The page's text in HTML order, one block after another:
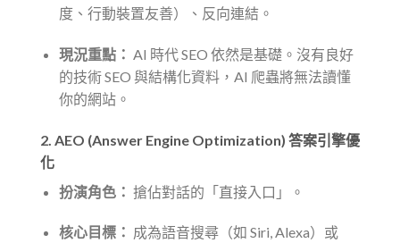
度、行動裝置友善）、反向連結。
現況重點： AI 時代 SEO 依然是基礎。沒有良好
的技術 SEO 與結構化資料，AI 爬蟲將無法讀懂
你的網站。
2. AEO (Answer Engine Optimization) 答案引擎優
化
扮演角色： 搶佔對話的「直接入口」。
核心目標： 成為語音搜尋（如 Siri, Alexa）或